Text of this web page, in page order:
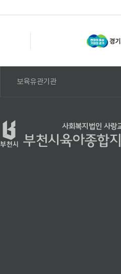
보육유관기관